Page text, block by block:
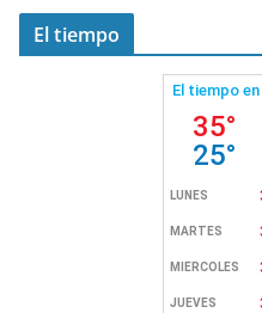
El tiempo